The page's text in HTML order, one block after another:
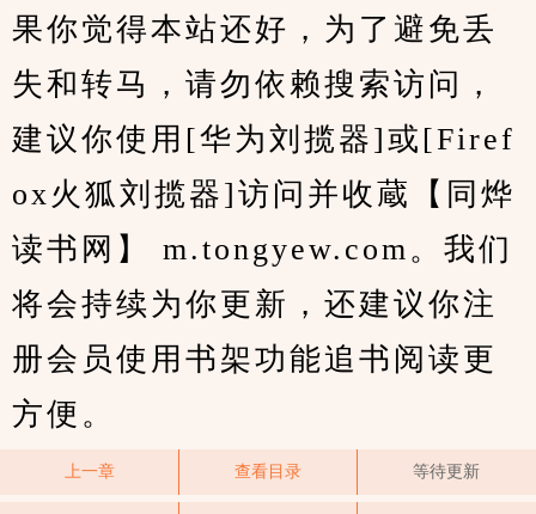
果你觉得本站还好，为了避免丢
失和转马，请勿依赖搜索访问，
建议你使用[华为刘揽器]或[Firef
ox火狐刘揽器]访问并收蔵【同烨
读书网】 m.tongyew.com。我们
将会持续为你更新，还建议你注
册会员使用书架功能追书阅读更
方便。
上一章 查看目录 等待更新